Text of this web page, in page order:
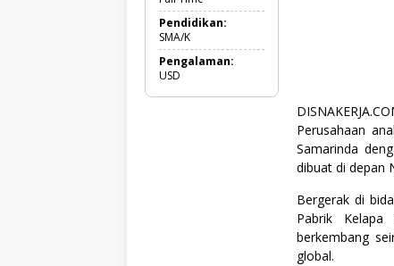
m
P
m
Pendidikan:
SMA/K
Pengalaman:
USD
Perusahaan
Samarinda
dibuat di depan
Bergerak di
Pabrik
berkembang
global.